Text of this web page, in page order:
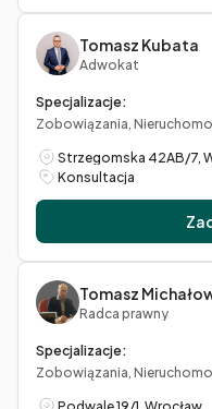
Tomasz Kubata
Adwokat
Specjalizacje:
Zobowiązania,
Strzegomska 42AB/7,
Konsultacja
Tomasz
Radca prawny
Specjalizacje:
Zobowiązania,
Podwale 19/1, Wrocław